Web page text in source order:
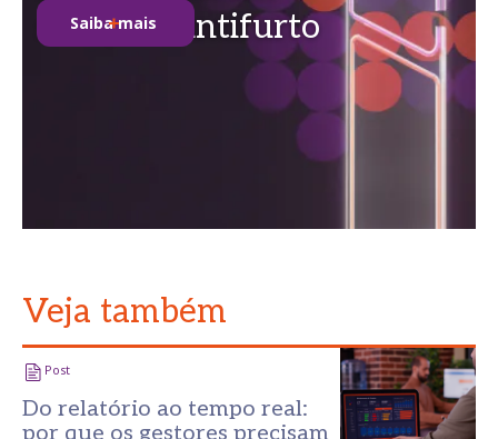
soluções antifurto
Saiba mais
Veja também
Post
Do relatório ao tempo real: